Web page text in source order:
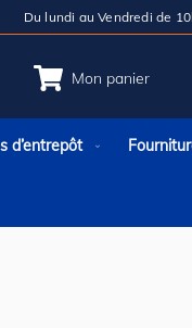
Du lundi au Vendredi de
Mon panier
d’entrepôt